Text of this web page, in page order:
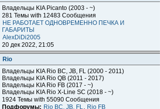
Владельцы KIA Piсanto (2003 - ~)
281 Темы with 12483 Сообщения
НЕ РАБОТАЕТ ОДНОВРЕМЕННО ПЕЧКА И
ГАБАРИТЫ
AlexDiDi2005
20 дек 2022, 21:05
Rio
Владельцы KIA Rio BC, JB, FL (2000 - 2011)
Владельцы KIA Rio QB (2011 - 2017)
Владельцы KIA Rio FB (2017 - ~)
Владельцы KIA Rio X-Line SC (2018 - ~)
1924 Темы with 55090 Сообщения
Подфорумы: Rio BC, JB, FL, Rio FB